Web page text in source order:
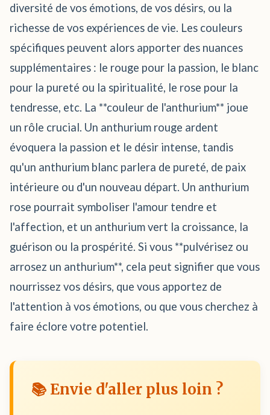
diversité de vos émotions, de vos désirs, ou la
richesse de vos expériences de vie. Les couleurs
spécifiques peuvent alors apporter des nuances
supplémentaires : le rouge pour la passion, le blanc
pour la pureté ou la spiritualité, le rose pour la
tendresse, etc. La **couleur de l'anthurium** joue
un rôle crucial. Un anthurium rouge ardent
évoquera la passion et le désir intense, tandis
qu'un anthurium blanc parlera de pureté, de paix
intérieure ou d'un nouveau départ. Un anthurium
rose pourrait symboliser l'amour tendre et
l'affection, et un anthurium vert la croissance, la
guérison ou la prospérité. Si vous **pulvérisez ou
arrosez un anthurium**, cela peut signifier que vous
nourrissez vos désirs, que vous apportez de
l'attention à vos émotions, ou que vous cherchez à
faire éclore votre potentiel.
📚 Envie d'aller plus loin ?